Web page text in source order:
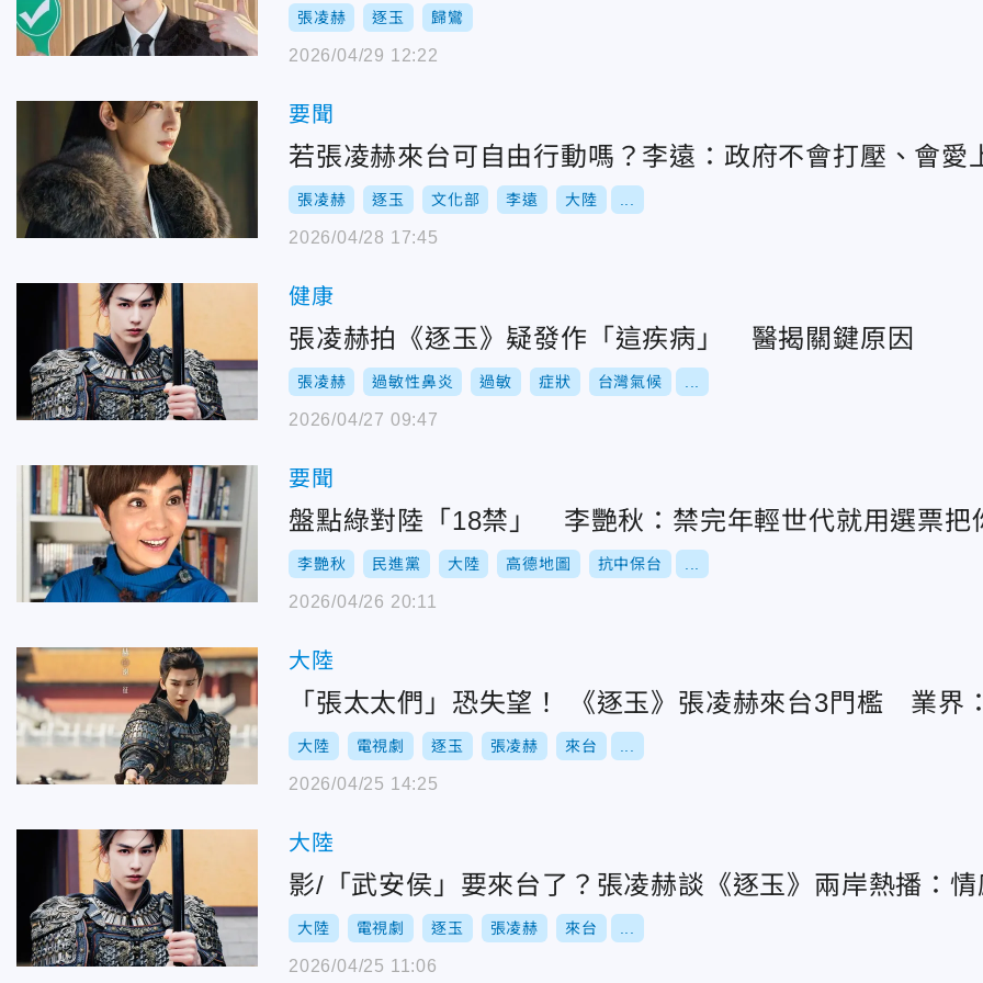
張凌赫 逐玉 歸鸞
2026/04/29 12:22
要聞
若張凌赫來台可自由行動嗎？李遠：政府不會打壓、會愛
張凌赫 逐玉 文化部 李遠 大陸
2026/04/28 17:45
健康
張凌赫拍《逐玉》疑發作「這疾病」 醫揭關鍵原因
張凌赫 過敏性鼻炎 過敏 症狀 台灣氣候
2026/04/27 09:47
要聞
盤點綠對陸「18禁」 李艷秋：禁完年輕世代就用選票把
李艷秋 民進黨 大陸 高德地圖 抗中保台
2026/04/26 20:11
大陸
「張太太們」恐失望！ 《逐玉》張凌赫來台3門檻 業界
大陸 電視劇 逐玉 張凌赫 來台
2026/04/25 14:25
大陸
影/「武安侯」要來台了？張凌赫談《逐玉》兩岸熱播：
大陸 電視劇 逐玉 張凌赫 來台
2026/04/25 11:06